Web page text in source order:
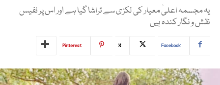
یہ مجسمہ اعلیٰ معیار کی لکڑی سے تراشا گیا ہے اور اس پر نفیس
نقش و نگار کندہ ہیں
Facebook
X
Pinterest